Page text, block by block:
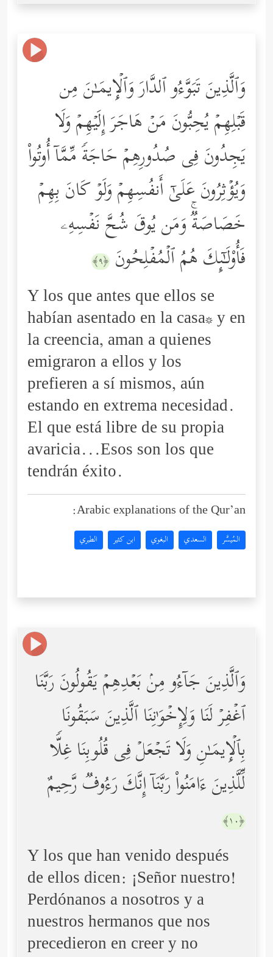
وَٱلَّذِینَ تَبَوَّءُو ٱلدَّارَ وَٱلۡإِیمَـٰنَ مِن
قَبۡلِهِمۡ یُحِبُّونَ مَنۡ هَاجَرَ إِلَیۡهِمۡ وَلَا
یَجِدُونَ فِی صُدُورِهِمۡ حَاجَةࣰ مِّمَّاۤ أُوتُواْ
وَیُؤۡثِرُونَ عَلَىٰۤ أَنفُسِهِمۡ وَلَوۡ كَانَ بِهِمۡ
خَصَاصَةࣱۚ وَمَن یُوقَ شُحَّ نَفۡسِهِۦ
فَأُوْلَـٰۤىِٕكَ هُمُ ٱلۡمُفۡلِحُونَ ﴿٩﴾
Y los que antes que ellos se
habían asentado en la casa* y en
la creencia, aman a quienes
emigraron a ellos y los
prefieren a sí mismos, aún
estando en extrema necesidad.
El que está libre de su propia
avaricia...Esos son los que
tendrán éxito.
Arabic explanations of the Qur’an:
المُيسَّر السعدي البغوي ابن كثير الطبري
وَٱلَّذِینَ جَاۤءُو مِنۢ بَعۡدِهِمۡ یَقُولُونَ رَبَّنَا
ٱغۡفِرۡ لَنَا وَلِإِخۡوَ ٰ⁠نِنَا ٱلَّذِینَ سَبَقُونَا
بِٱلۡإِیمَـٰنِ وَلَا تَجۡعَلۡ فِی قُلُوبِنَا غِلࣰّا
لِّلَّذِینَ ءَامَنُواْ رَبَّنَاۤ إِنَّكَ رَءُوفࣱ رَّحِیمٌ
﴿١٠﴾
Y los que han venido después
de ellos dicen: ¡Señor nuestro!
Perdónanos a nosotros y a
nuestros hermanos que nos
precedieron en creer y no